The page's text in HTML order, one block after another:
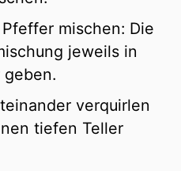
mischen: Die
jeweils in
verquirlen
tiefen Teller